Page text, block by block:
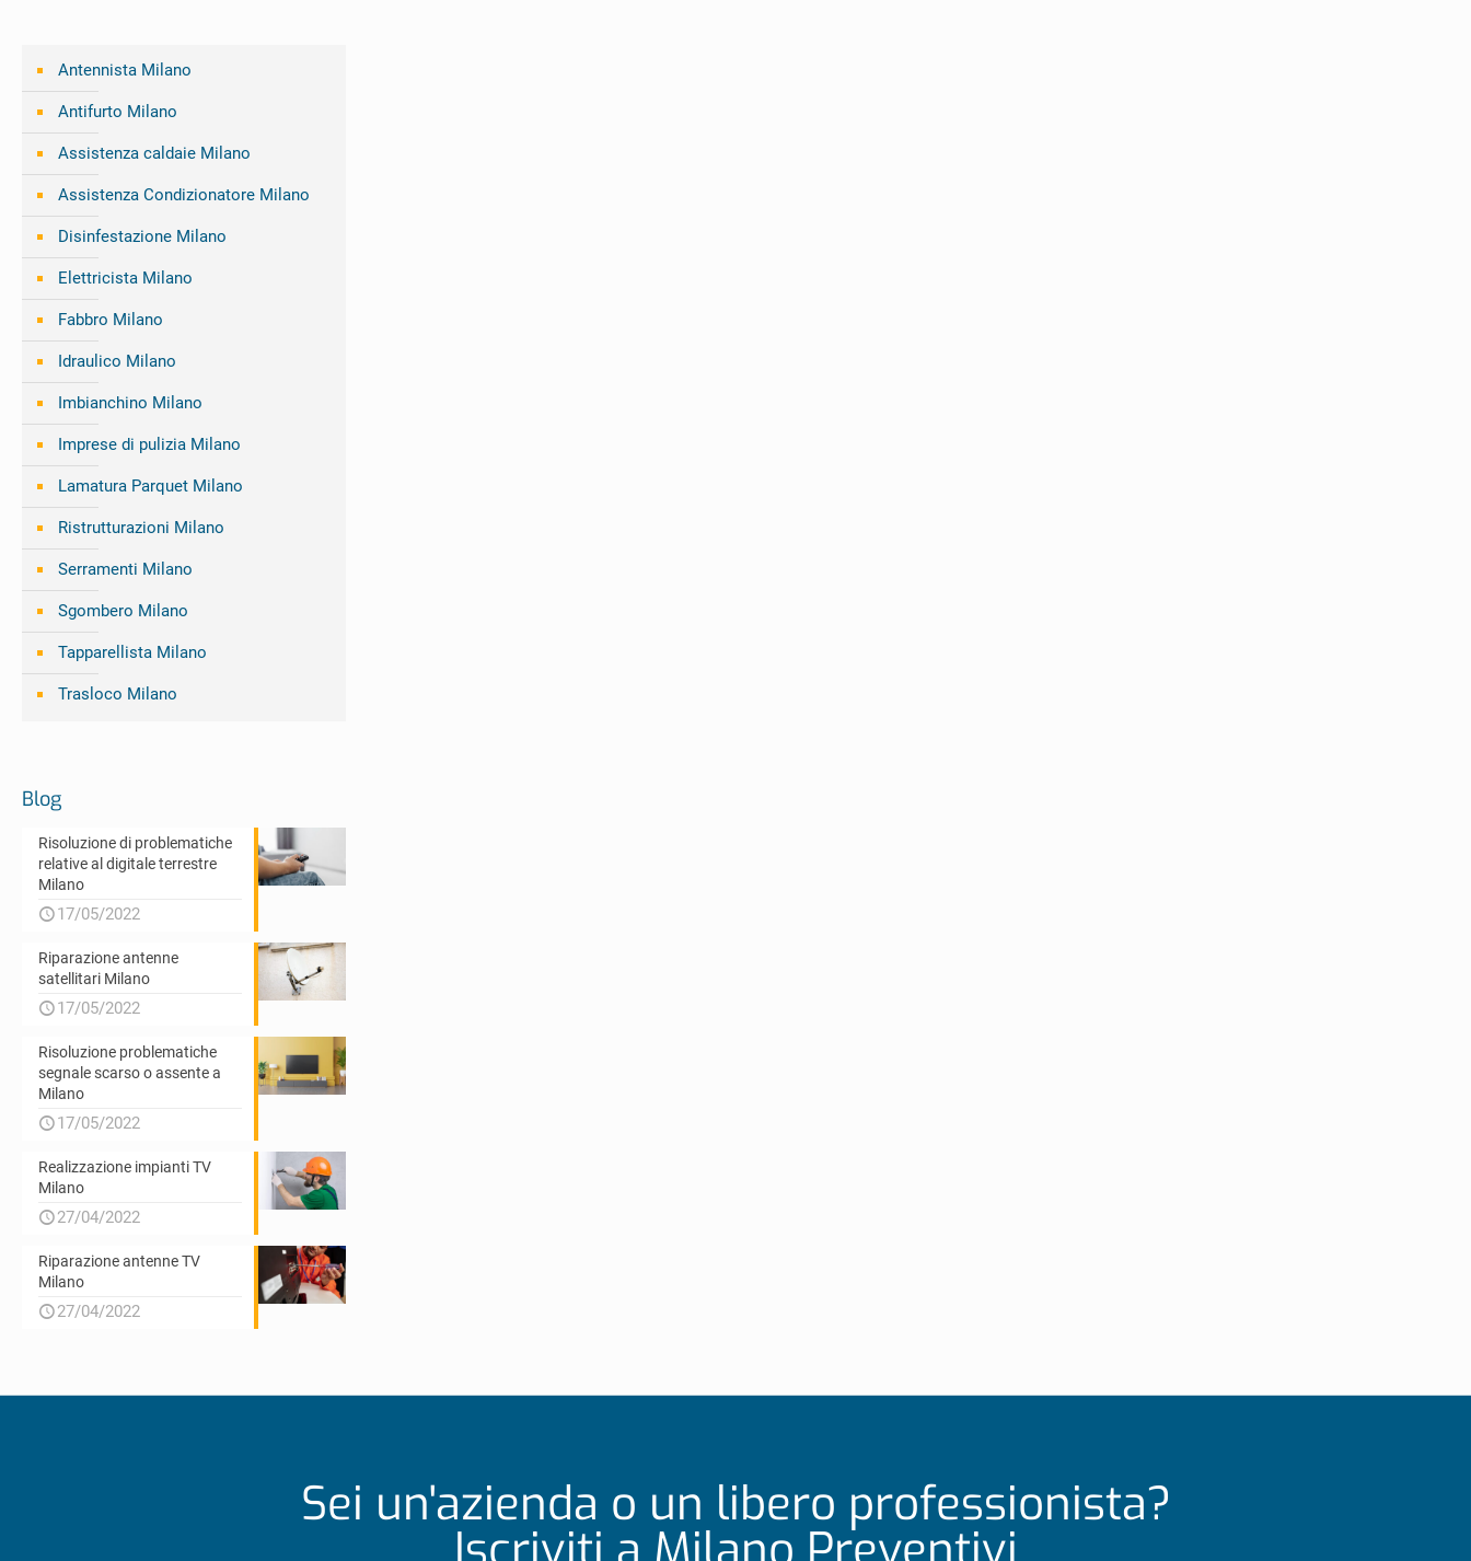
Antennista Milano
Antifurto Milano
Assistenza caldaie Milano
Assistenza Condizionatore Milano
Disinfestazione Milano
Elettricista Milano
Fabbro Milano
Idraulico Milano
Imbianchino Milano
Imprese di pulizia Milano
Lamatura Parquet Milano
Ristrutturazioni Milano
Serramenti Milano
Sgombero Milano
Tapparellista Milano
Trasloco Milano
Blog
Risoluzione di problematiche
relative al digitale terrestre
Milano
17/05/2022
Riparazione antenne
satellitari Milano
17/05/2022
Risoluzione problematiche
segnale scarso o assente a
Milano
17/05/2022
Realizzazione impianti TV
Milano
27/04/2022
Riparazione antenne TV
Milano
27/04/2022
Sei un'azienda o un libero professionista?